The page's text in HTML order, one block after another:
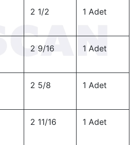
2 1/2 1 Adet
2 9/16 1 Adet
2 5/8 1 Adet
2 11/16 1 Adet